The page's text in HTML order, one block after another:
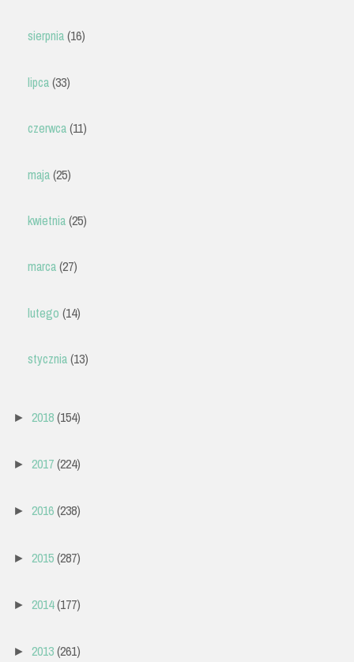
sierpnia(16)
lipca(33)
czerwca(11)
maja(25)
kwietnia(25)
marca(27)
lutego (14)
stycznia(13)
► 2018(154)
► 2017(224)
► 2016(238)
► 2015(287)
► 2014(177)
► 2013(261)